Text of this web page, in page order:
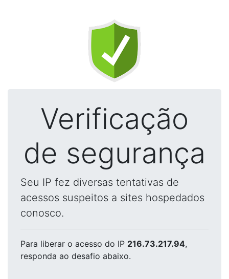
Verificação
de segurança
Seu IP fez diversas tentativas de
acessos suspeitos a sites hospedados
conosco.
Para liberar o acesso do IP 216.73.217.94,
responda ao desafio abaixo.